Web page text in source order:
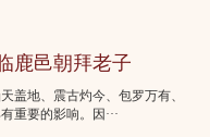
鹿邑朝拜老子
盖地、震古灼今、包罗万有、
重要的影响。因···